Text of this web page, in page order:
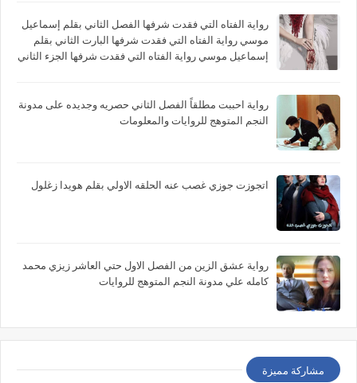
رواية الفتاه التي فقدت شرفها الفصل الثاني بقلم إسماعيل
موسي رواية الفتاه التي فقدت شرفها البارت الثاني بقلم
إسماعيل موسي رواية الفتاه التي فقدت شرفها الجزء الثاني
رواية احببت مطلقاً الفصل الثاني حصريه وجديده على مدونة
النجم المتوهج للروايات والمعلومات
اتجوزت جوزي غصب عنه الحلقه الاولي بقلم هويدا زغلول
رواية عشق الزين من الفصل الاول حتي العاشر زيزي محمد
كامله علي مدونة النجم المتوهج للروايات
مشاركة مميزة